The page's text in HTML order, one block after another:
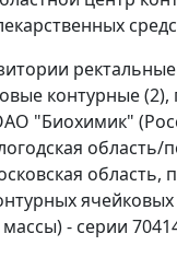
контурные
"Биохимик"
область/
область,
ячейковых
- серии